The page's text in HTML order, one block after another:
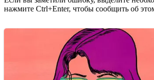
нажмите Ctrl+Enter, чтобы сообщить об